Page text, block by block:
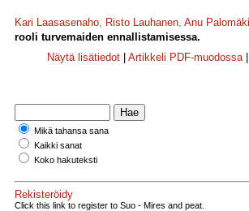
Kari Laasasenaho, Risto Lauhanen, Anu Palomäki
rooli turvemaiden ennallistamisessa.
Näytä lisätiedot
Artikkeli PDF-muodossa|
Mikä tahansa sana
Kaikki sanat
Koko hakuteksti
Rekisteröidy
Click this link to register to Suo - Mires and peat.